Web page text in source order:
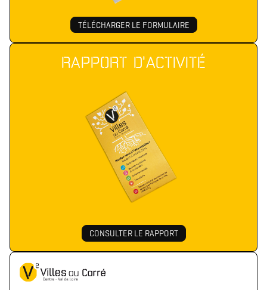
TÉLÉCHARGER LE FORMULAIRE
RAPPORT D'ACTIVITÉ
CONSULTER LE RAPPORT